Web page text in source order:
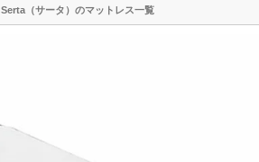
Serta（サータ）のマットレス一覧